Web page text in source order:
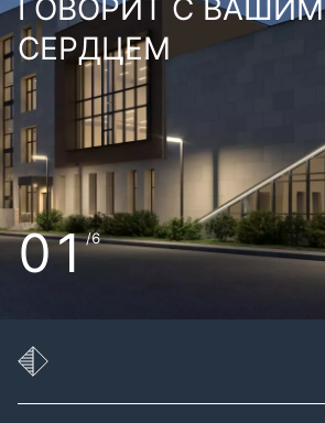
ГОВОРИТ С ВАШИМ
СЕРДЦЕМ
01/6